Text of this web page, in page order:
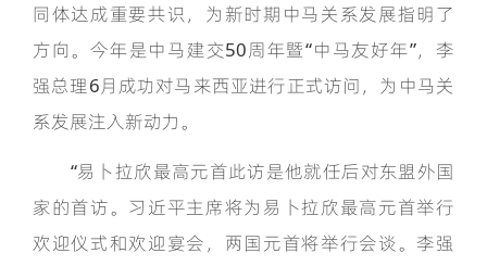
同体达成重要共识，为新时期中马关系发展指明了
方向。今年是中马建交50周年暨“中马友好年”，李
强总理6月成功对马来西亚进行正式访问，为中马关
系发展注入新动力。
“易卜拉欣最高元首此访是他就任后对东盟外国
家的首访。习近平主席将为易卜拉欣最高元首举行
欢迎仪式和欢迎宴会，两国元首将举行会谈。李强